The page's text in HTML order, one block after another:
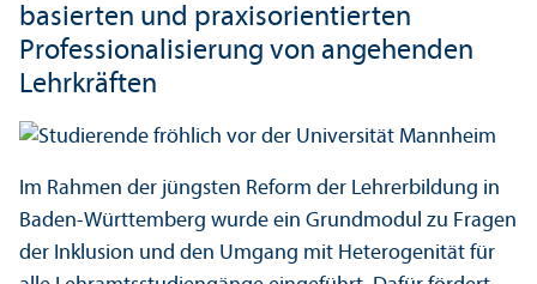
basierten und praxis­orientierten
Professionalisierung von angehenden
Lehr­kräften
Im Rahmen der jüngsten Reform der Lehr­erbildung in
Baden-Württemberg wurde ein Grundmodul zu Fragen
der Inklusion und den Umgang mit Heterogenität für